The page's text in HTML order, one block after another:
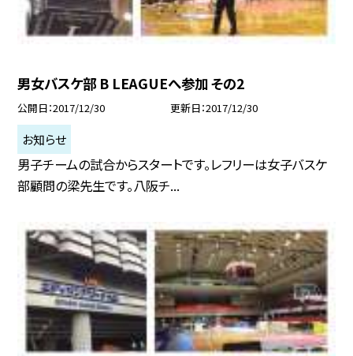
男女バスケ部 B LEAGUEへ参加 その2
公開日 2017/12/30 更新日 2017/12/30
お知らせ
男子チームの試合からスタートです。レフリーは女子バスケ
部顧問の梁先生です。八阪チ...